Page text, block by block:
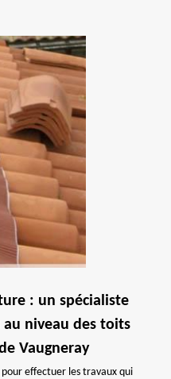
: un spécialiste
niveau des toits
Vaugneray
effectuer les travaux qui